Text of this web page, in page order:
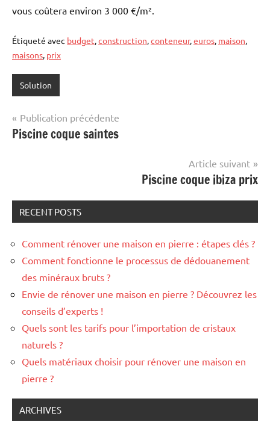
vous coûtera environ 3 000 €/m².
Étiqueté avec budget,construction,conteneur,euros, maison,
maisons, prix
Solution
Navigation
de
Publication précédente
Piscine coque saintes
Article suivant
Piscine coque ibiza prix
RECENT POSTS
Comment rénover une maison en pierre : étapes clés ?
Comment fonctionne le processus de dédouanement
des minéraux bruts ?
Envie de rénover une maison en pierre ? Découvrez les
conseils d’experts !
Quels sont les tarifs pour l’importation de cristaux
naturels ?
Quels matériaux choisir pour rénover une maison en
pierre ?
ARCHIVES